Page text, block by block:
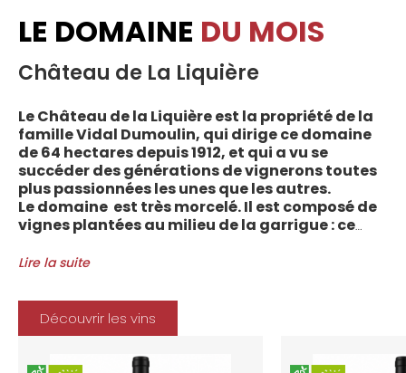
LE DOMAINE DU MOIS
Château de La Liquière
Le Château de la Liquière est la propriété de la
famille Vidal Dumoulin, qui dirige ce domaine
de 64 hectares depuis 1912, et qui a vu se
succéder des générations de vignerons toutes
plus passionnées les unes que les autres.
Le domaine est très morcelé. Il est composé de
vignes plantées au milieu de la garrigue : ce
entre les villages d’Autignac, Caussiniojouls,
l’Appellation. La grande majorité des parcelles,
sur sols de schistes, font face au sud, à la
Méditerranée.
Le vignoble du Château de la Liquière est
Lire la suite
Découvrir les vins